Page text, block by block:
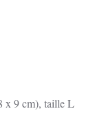
x 9 cm), taille L